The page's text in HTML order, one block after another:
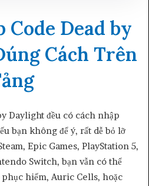
Code Dead by
Cách Trên
Daylight đều có cách nhập
bạn không để ý, rất dễ bỏ lỡ
Epic Games, PlayStation 5,
Switch, bạn vẫn có thể
hiếm, Auric Cells, hoặc